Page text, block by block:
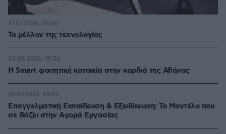
Το μέλλον της τεχνολογίας
27.07.2026, 06:00
Η Smart φοιτητική κατοικία στην καρδιά της Αθήνας
03.08.2026, 10:56
Επαγγελματική Εκπαίδευση & Εξειδίκευση: Το Mοντέλο που
σε Bάζει στην Aγορά Eργασίας
26.07.2026, 09:54